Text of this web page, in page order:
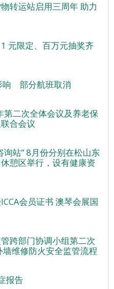
转运站启用三周年 助力
元限定、百万元抽奖齐
响 部分航班取消
二次全体会议及养老保
合会议
询站” 8月份分别在松山东
憩区举行，设有健康资
会员证书 澳琴会展国
跨部门协调小组第二次
维修防火安全监管流程
报告